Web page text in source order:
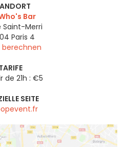
Bar
Saint-Merri
Paris 4
berechnen
de 21h : €5
SEITE